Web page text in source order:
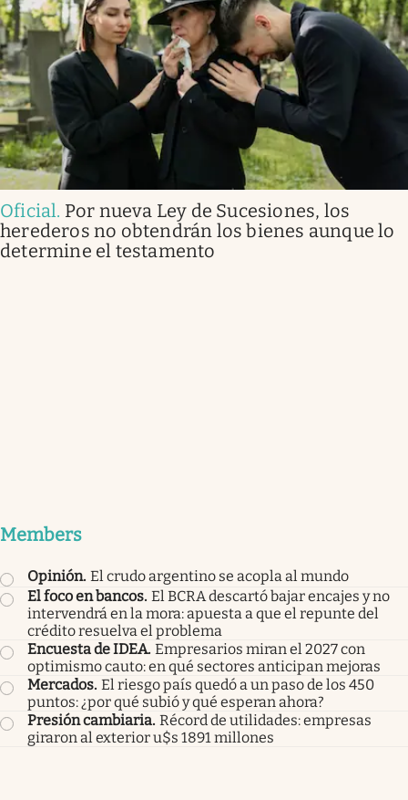
Oficial. Por nueva Ley de Sucesiones, los
herederos no obtendrán los bienes aunque lo
determine el testamento
Members
Opinión. El crudo argentino se acopla al mundo
El foco en bancos. El BCRA descartó bajar encajes y no
intervendrá en la mora: apuesta a que el repunte del
crédito resuelva el problema
Encuesta de IDEA. Empresarios miran el 2027 con
optimismo cauto: en qué sectores anticipan mejoras
Mercados. El riesgo país quedó a un paso de los 450
puntos: ¿por qué subió y qué esperan ahora?
Presión cambiaria. Récord de utilidades: empresas
giraron al exterior u$s 1891 millones